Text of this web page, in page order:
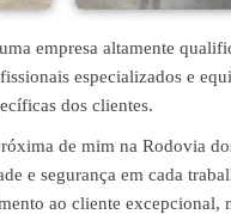
empresa altamente
especializados e
dos clientes.
de mim na Rodovia
e segurança em cada
ao cliente excepcional,